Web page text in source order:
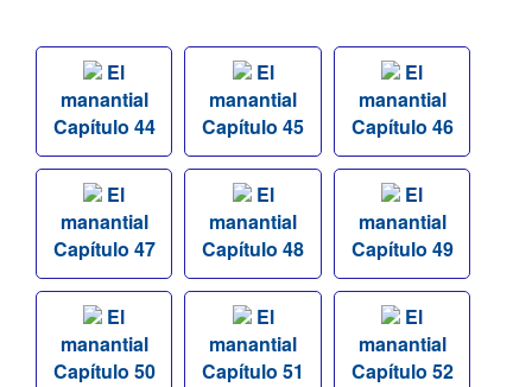
El
manantial
Capítulo 44
El
manantial
Capítulo 45
El
manantial
Capítulo 46
El
manantial
Capítulo 47
El
manantial
Capítulo 48
El
manantial
Capítulo 49
El
manantial
Capítulo 50
El
manantial
Capítulo 51
El
manantial
Capítulo 52